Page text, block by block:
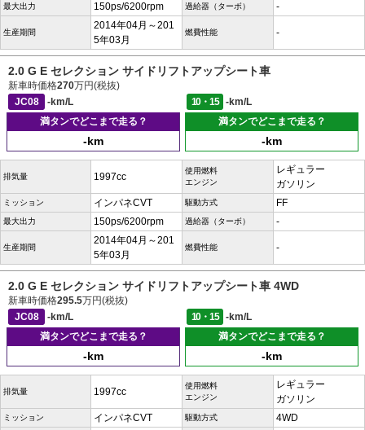
最大出力 150ps/6200rpm 過給器（ターボ） -
生産期間
2014年04月～201
5年03月
燃費性能 -
2.0 G E セレクション サイドリフトアップシート車
新車時価格270万円(税抜)
JC08
-km/L 10・15
-km/L
満タンでどこまで走る？
-km
満タンでどこまで走る？
-km
排気量 1997cc
使用燃料
エンジン
レギュラー
ガソリン
ミッション インパネCVT 駆動方式 FF
最大出力 150ps/6200rpm 過給器（ターボ） -
生産期間
2014年04月～201
5年03月
燃費性能 -
2.0 G E セレクション サイドリフトアップシート車 4WD
新車時価格295.5万円(税抜)
JC08
-km/L 10・15
-km/L
満タンでどこまで走る？
-km
満タンでどこまで走る？
-km
排気量 1997cc
使用燃料
エンジン
レギュラー
ガソリン
ミッション インパネCVT 駆動方式 4WD